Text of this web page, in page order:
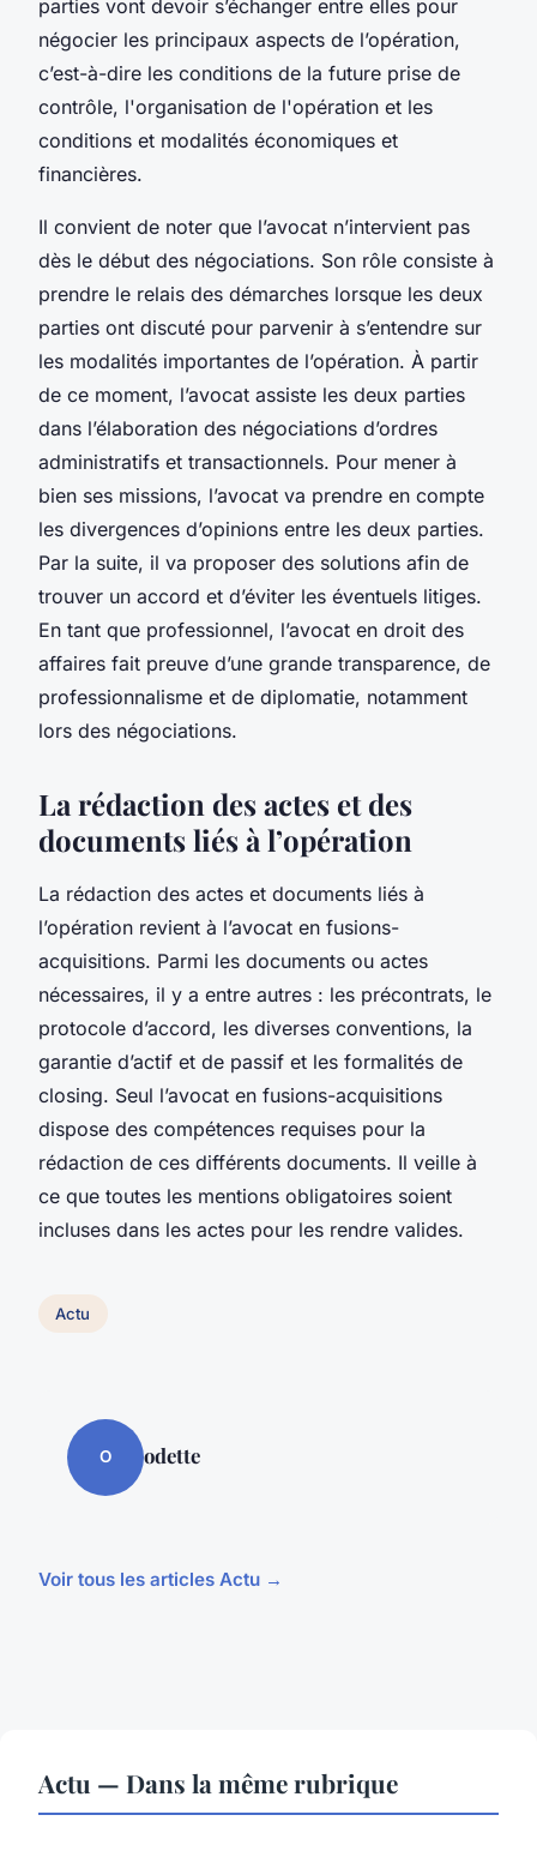
parties vont devoir s’échanger entre elles pour
négocier les principaux aspects de l’opération,
c’est-à-dire les conditions de la future prise de
contrôle, l'organisation de l'opération et les
conditions et modalités économiques et
financières.
Il convient de noter que l’avocat n’intervient pas
dès le début des négociations. Son rôle consiste à
prendre le relais des démarches lorsque les deux
parties ont discuté pour parvenir à s’entendre sur
les modalités importantes de l’opération. À partir
de ce moment, l’avocat assiste les deux parties
dans l’élaboration des négociations d’ordres
administratifs et transactionnels. Pour mener à
bien ses missions, l’avocat va prendre en compte
les divergences d’opinions entre les deux parties.
Par la suite, il va proposer des solutions afin de
trouver un accord et d’éviter les éventuels litiges.
En tant que professionnel, l’avocat en droit des
affaires fait preuve d’une grande transparence, de
professionnalisme et de diplomatie, notamment
lors des négociations.
La rédaction des actes et des
documents liés à l’opération
La rédaction des actes et documents liés à
l’opération revient à l’avocat en fusions-
acquisitions. Parmi les documents ou actes
nécessaires, il y a entre autres : les précontrats, le
protocole d’accord, les diverses conventions, la
garantie d’actif et de passif et les formalités de
closing. Seul l’avocat en fusions-acquisitions
dispose des compétences requises pour la
rédaction de ces différents documents. Il veille à
ce que toutes les mentions obligatoires soient
incluses dans les actes pour les rendre valides.
Actu
O odette
Voir tous les articles Actu →
Actu — Dans la même rubrique